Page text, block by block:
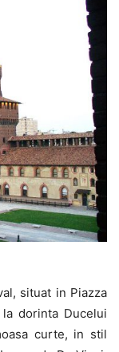
situat in Piazza
dorinta Ducelui
curte, in stil